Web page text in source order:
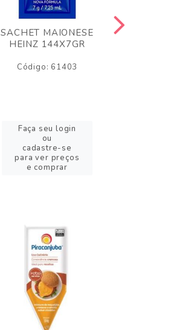
SACHET MAIONESE
HEINZ 144X7GR
Código: 61403
Faça seu login
ou
cadastre-se
para ver preços
e comprar